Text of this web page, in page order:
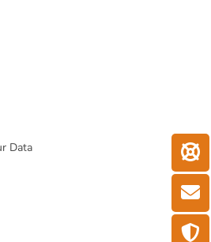
Data